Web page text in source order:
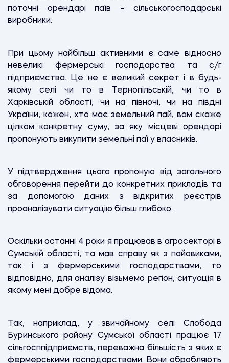
поточні орендарі паїв – сільськогосподарські
виробники.
При цьому найбільш активними є саме відносно
невеликі фермерські господарства та с/г
підприємства. Це не є великий секрет і в будь-
якому селі чи то в Тернопільській, чи то в
Харківській області, чи на півночі, чи на півдні
України, кожен, хто має земельний пай, вам скаже
цілком конкретну суму, за яку місцеві орендарі
пропонують викупити земельні паї у власників.
У підтвердження цього пропоную від загального
обговорення перейти до конкретних прикладів та
за допомогою даних з відкритих реєстрів
проаналізувати ситуацію більш глибоко.
Оскільки останні 4 роки я працював в агросекторі в
Сумській області, та мав справу як з пайовиками,
так і з фермерськими господарствами, то
відповідно, для аналізу візьмемо регіон, ситуація в
якому мені добре відома.
Так, наприклад, у звичайному селі Слобода
Буринського району Сумської області працює 17
сільгосппідприємств, переважна більшість з яких є
фермерськими господарствами. Вони обробляють